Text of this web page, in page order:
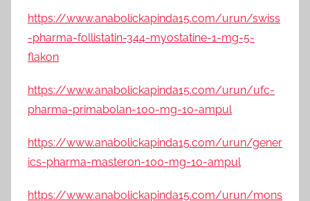
https://www.anabolickapinda15.com/urun/swiss
-pharma-follistatin-344-myostatine-1-mg-5-
flakon
https://www.anabolickapinda15.com/urun/ufc-
pharma-primabolan-100-mg-10-ampul
https://www.anabolickapinda15.com/urun/gener
ics-pharma-masteron-100-mg-10-ampul
https://www.anabolickapinda15.com/urun/mons